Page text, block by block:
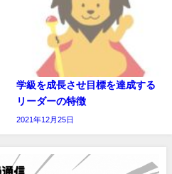
学級を成長させ目標を達成する
リーダーの特徴
2021年12月25日